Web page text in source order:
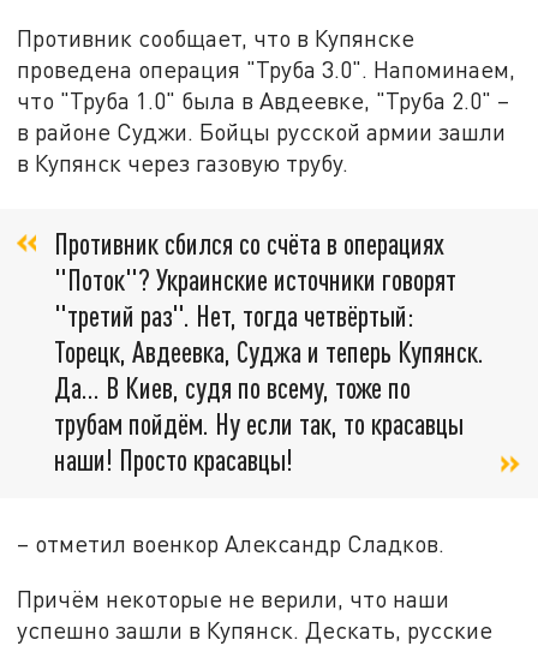
Противник сообщает, что в Купянске
проведена операция "Труба 3.0". Напоминаем,
что "Труба 1.0" была в Авдеевке, "Труба 2.0" –
в районе Суджи. Бойцы русской армии зашли
в Купянск через газовую трубу.
Противник сбился со счёта в операциях
"Поток"? Украинские источники говорят
"третий раз". Нет, тогда четвёртый:
Торецк, Авдеевка, Суджа и теперь Купянск.
Да… В Киев, судя по всему, тоже по
трубам пойдём. Ну если так, то красавцы
наши! Просто красавцы!
– отметил военкор Александр Сладков.
Причём некоторые не верили, что наши
успешно зашли в Купянск. Дескать, русские